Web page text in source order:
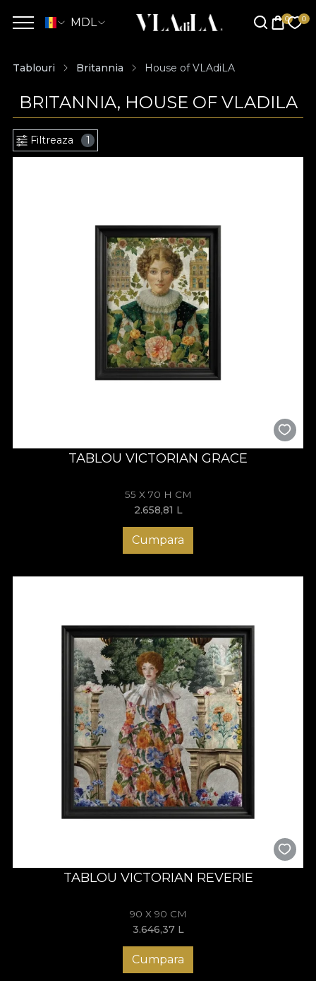
MDL
Tablouri Britannia House of VLAdiLA
BRITANNIA, HOUSE OF VLADILA
Filtreaza 1
TABLOU VICTORIAN GRACE
55 X 70 H CM
2.658,81 L
Cumpara
TABLOU VICTORIAN REVERIE
90 X 90 CM
3.646,37 L
Cumpara